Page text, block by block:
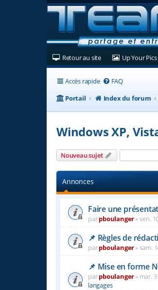
Retour au site(Ouvre un nouvel
Up Your Pics
Accès rapide FAQ
Portail
Index du forum
Windows XP,
Nouveau sujet
Annonces
Faire une
parpboulanger»ven.
📌 Règles de
parpboulanger» sam.
📌 Mise en forme
parpboulanger» mar.
langages